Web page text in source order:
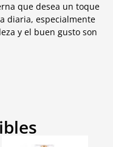
que desea un toque
diaria, especialmente
y el buen gusto son